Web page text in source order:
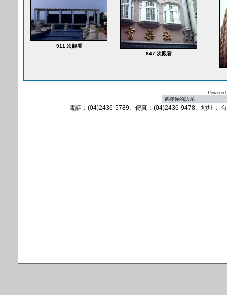
911 次觀看
847 次觀看
電話：(04)2436-5789、傳真：(04)2436-9478、地址：